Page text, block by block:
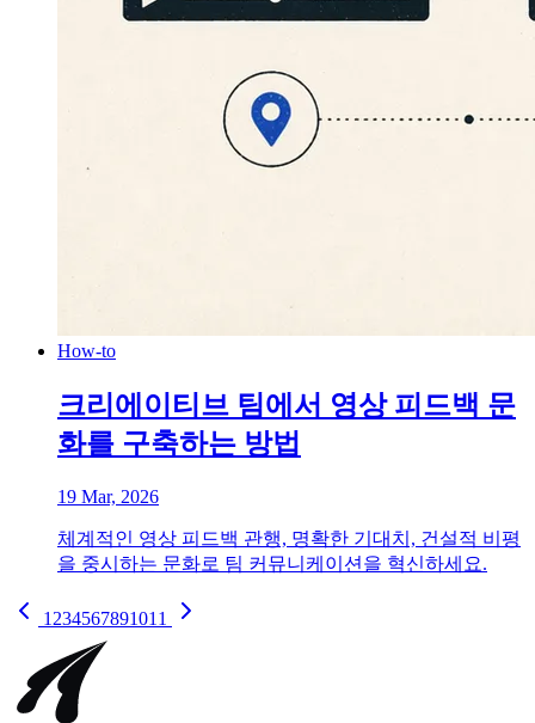
How-to
크리에이티브 팀에서 영상 피드백 문
화를 구축하는 방법
19 Mar, 2026
체계적인 영상 피드백 관행, 명확한 기대치, 건설적 비평
을 중시하는 문화로 팀 커뮤니케이션을 혁신하세요.
1 234567891011